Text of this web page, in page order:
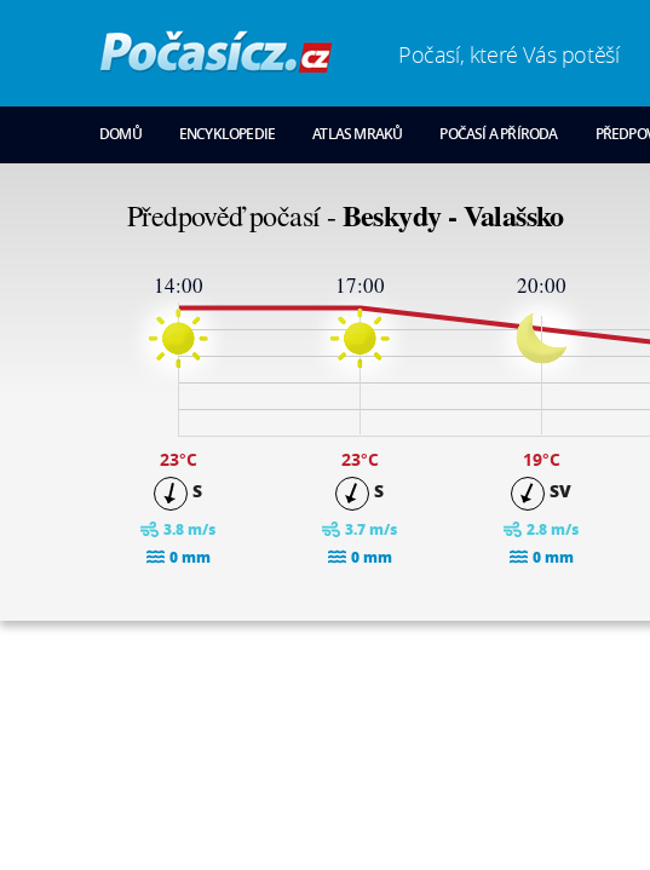
Počasí, které Vás potěší
DOMŮ ENCYKLOPEDIE ATLAS MRAKŮ POČASÍ A PŘÍRODA
Předpověď počasí -Beskydy - Valašsko
14:00
23°C
S
3.8 m/s
0 mm
17:00
23°C
S
3.7 m/s
0 mm
20:00
19°C
SV
2.8 m/s
0 mm
24
19
14